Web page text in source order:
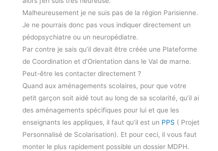
Malheureusement je ne suis pas de la région Parisienne.
Je ne pourrais donc pas vous indiquer directement un
pédopsychiatre ou un neuropédiatre.
Par contre je sais qu’il devait être créée une Plateforme
de Coordination et d’Orientation dans le Val de marne.
Peut-être les contacter directement ?
Quand aux aménagements scolaires, pour que votre
petit garçon soit aidé tout au long de sa scolarité, qu’il ai
des aménagements spécifiques pour lui et que les
enseignants les appliques, il faut qu’il est un PPS ( Projet
Personnalisé de Scolarisation). Et pour ceci, il vous faut
monter le plus rapidement possible un dossier MDPH.